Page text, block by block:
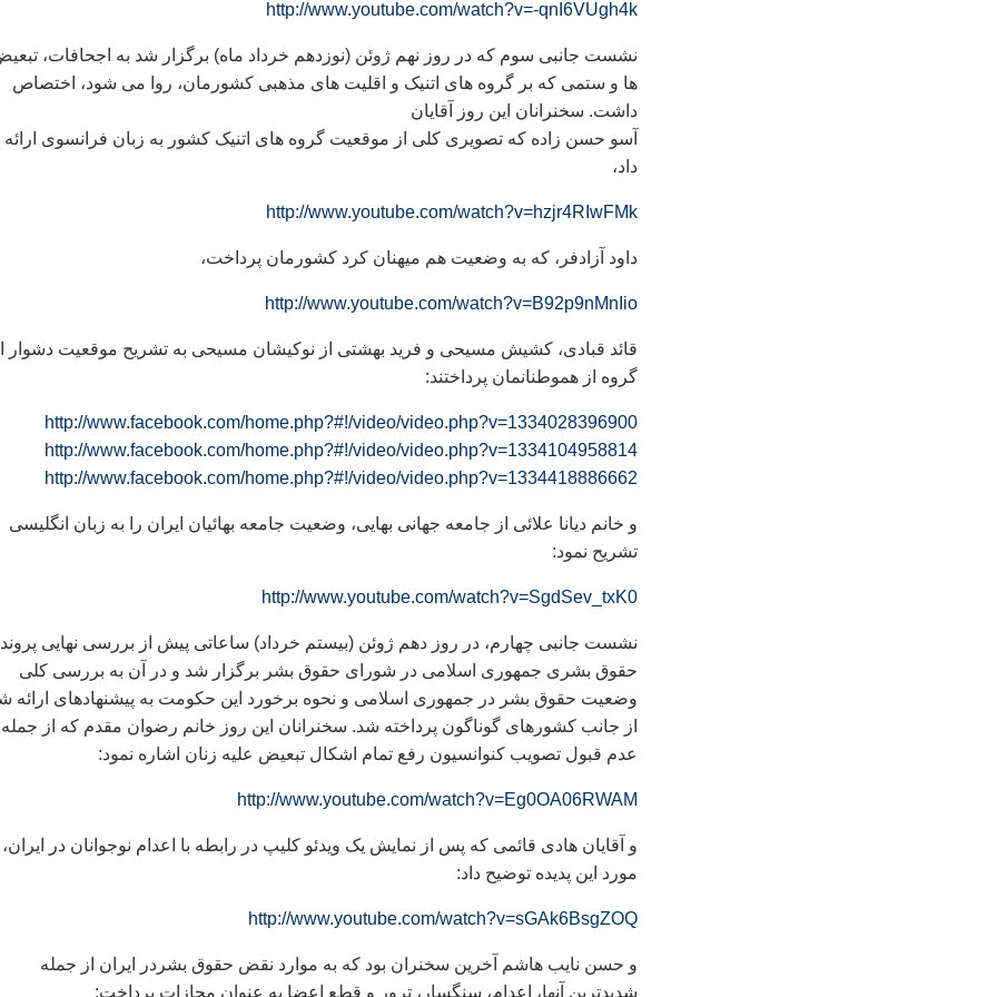
http://www.youtube.com/watch?v=-qnI6VUgh4k
نشست جانبی سوم که در روز نهم ژوئن (نوزدهم خرداد ماه) برگزار شد به اجحافات،
ها و ستمی که بر گروه های اتنیک و اقلیت های مذهبی کشورمان، روا می شود، اختصاص
داشت. سخنرانان اين روز آقايان
آسو حسن زاده که تصويری کلی از موقعيت گروه های اتنيک کشور به زبان فرانسوی ارائه
داد،
http://www.youtube.com/watch?v=hzjr4RIwFMk
داود آزادفر، که به وضعيت هم ميهنان کرد کشورمان پرداخت،
http://www.youtube.com/watch?v=B92p9nMnIio
قائد قبادی، کشيش مسيحی و فريد بهشتی از نوکیشان مسيحی به تشریح موقعيت دشوار
گروه از هموطنانمان پرداختند:
http://www.facebook.com/home.php?#!/video/video.php?v=1334028396900
http://www.facebook.com/home.php?#!/video/video.php?v=1334104958814
http://www.facebook.com/home.php?#!/video/video.php?v=1334418886662
و خانم دیانا علائی از جامعه جهانی بهایی، وضعيت جامعه بهائيان ايران را به زبان انگلیسی
تشریح نمود:
http://www.youtube.com/watch?v=SgdSev_txK0
نشست جانبی چهارم، در روز دهم ژوئن (بیستم خرداد) ساعاتی پیش از بررسی نهایی
حقوق بشری جمهوری اسلامی در شورای حقوق بشر برگزار شد و در آن به بررسی کلی
وضعيت حقوق بشر در جمهوری اسلامی و نحوه برخورد این حکومت به پیشنهادهای ارائه
از جانب کشورهای گوناگون پرداخته شد. سخنرانان اين روز خانم رضوان مقدم که از جمله
عدم قبول تصويب کنوانسيون رفع تمام اشکال تبعيض عليه زنان اشاره نمود:
http://www.youtube.com/watch?v=Eg0OA06RWAM
و آقايان هادی قائمی که پس از نمايش یک ویدئو کلیپ در رابطه با اعدام نوجوانان در
مورد این پديده توضيح داد:
http://www.youtube.com/watch?v=sGAk6BsgZOQ
و حسن نايب هاشم آخرین سخنران بود که به موارد نقض حقوق بشردر ایران از جمله
شدیدترین آنها، اعدام، سنگسار، ترور و قطع اعضا به عنوان مجازات پرداخت: